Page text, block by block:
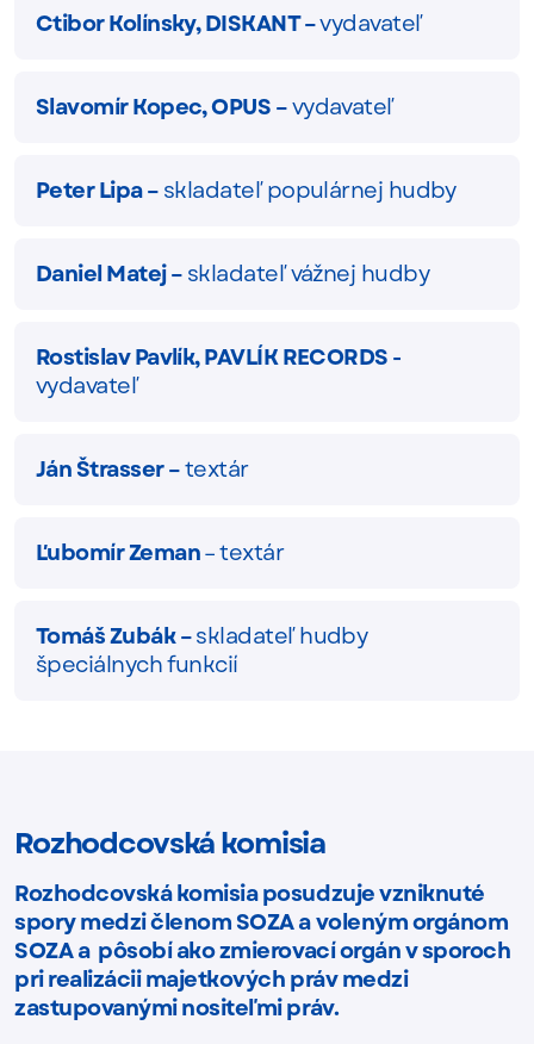
Ctibor Kolínsky, DISKANT –vydavateľ
Slavomír Kopec, OPUS –vydavateľ
Peter Lipa –skladateľ populárnej hudby
Daniel Matej –skladateľ vážnej hudby
Rostislav Pavlík, PAVLÍK RECORDS -
vydavateľ
Ján Štrasser –textár
Ľubomír Zeman– textár
Tomáš Zubák –skladateľ hudby
špeciálnych funkcií
Rozhodcovská komisia
Rozhodcovská komisia posudzuje vzniknuté
spory medzi členom SOZA a voleným orgánom
SOZA a pôsobí ako zmierovací orgán v sporoch
pri realizácii majetkových práv medzi
zastupovanými nositeľmi práv.